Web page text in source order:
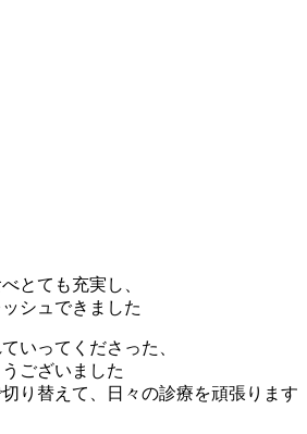
とても充実し、
シュできました
いってくださった、
ございました
り替えて、日々の診療を頑張ります